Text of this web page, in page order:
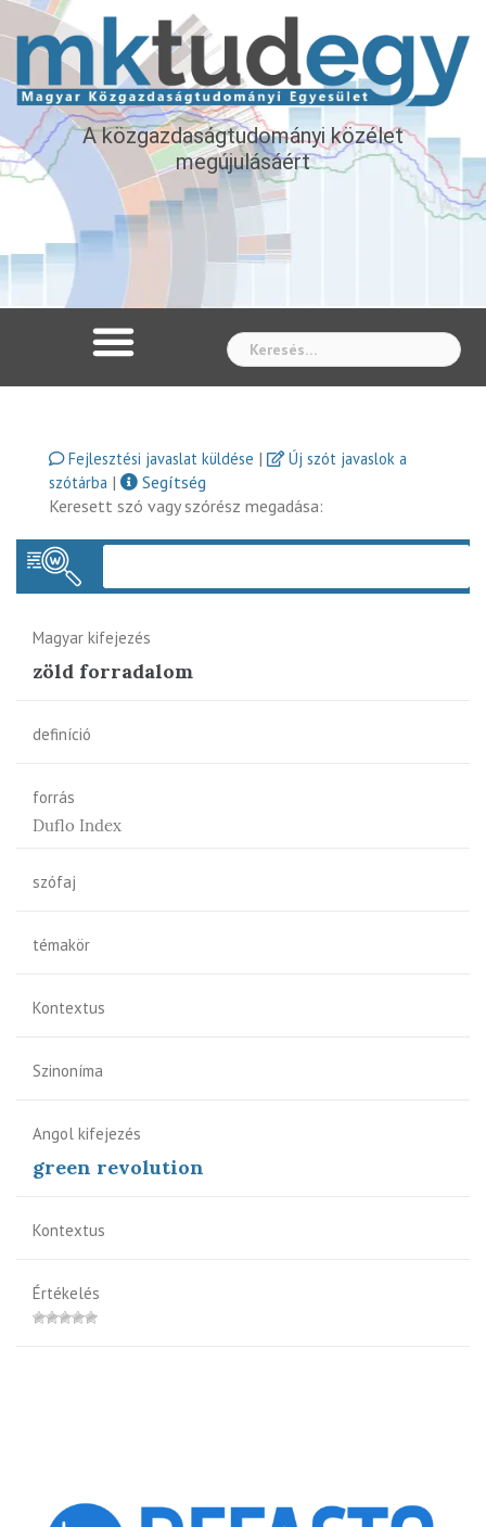
A közgazdaságtudományi közélet
megújulásáért
Fejlesztési javaslat küldése |
Új szót javaslok a
szótárba |
Segítség
Keresett szó vagy szórész megadása:
Magyar kifejezés
zöld forradalom
definíció
forrás
Duflo Index
szófaj
témakör
Kontextus
Szinoníma
Angol kifejezés
green revolution
Kontextus
Értékelés